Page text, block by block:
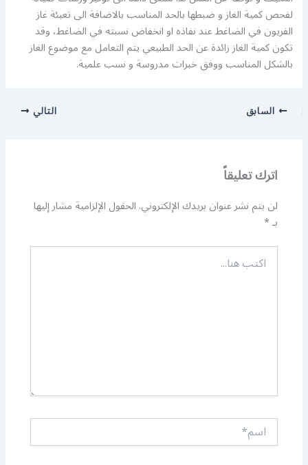
لفحص كمية الغاز و ضبطها بالحد المناسب بالاضافة الى تعبئة غاز
الفريون في الضاغط عند نفاذه او انخفاض نسبته في الضاغط، وقد
تكون كمية الغاز زائدة عن الحد الطبيعي يتم التعامل مع موضوع الغاز
بالشكل المناسب ووفق خبرات مدروسة و نسب علمية.
السابق التالي
اترك تعليقاً
لن يتم نشر عنوان بريدك الإلكتروني.الحقول الإلزامية مشار إليها
بـ*
اكتب
هنا...
اسم*